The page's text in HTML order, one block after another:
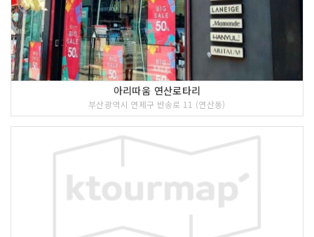
아리따움 연산로타리
부산광역시 연제구 반송로 11 (연산동)